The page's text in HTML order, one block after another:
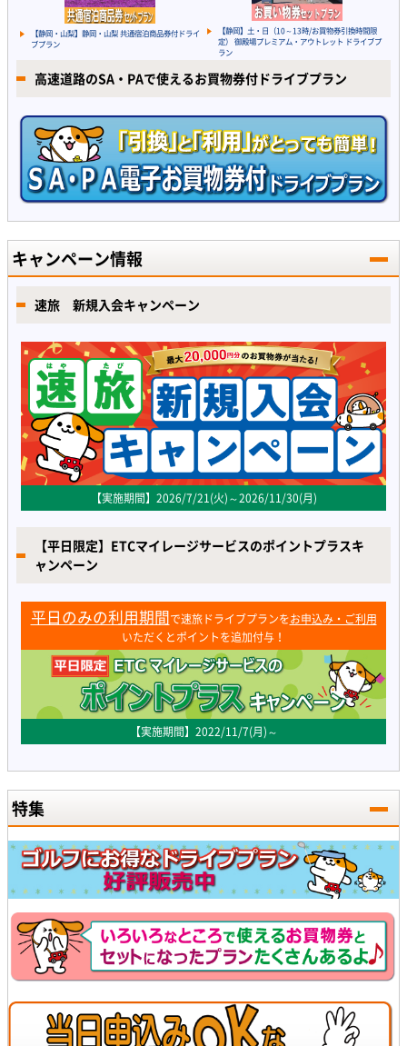
【静岡・山梨】静岡・山梨 共通宿泊商品券付ドライ
ブプラン
【静岡】土・日（10～13時/お買物券引換時間限
定） 御殿場プレミアム・アウトレット ドライブプ
ラン
高速道路のSA・PAで使えるお買物券付ドライブプラン
キャンペーン情報
速旅 新規入会キャンペーン
【実施期間】2026/7/21(火)～2026/11/30(月)
【平日限定】ETCマイレージサービスのポイントプラスキ
ャンペーン
平日のみの利用期間で速旅ドライブプランをお申込み・ご利用
いただくとポイントを追加付与！
【実施期間】2022/11/7(月)～
特集